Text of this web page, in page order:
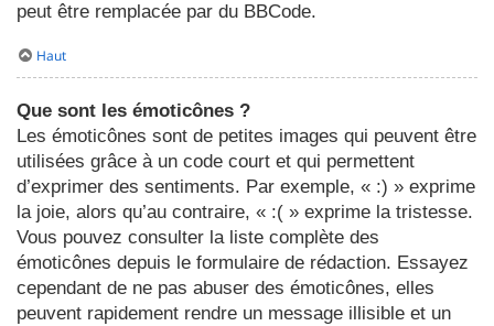
peut être remplacée par du BBCode.
Haut
Que sont les émoticônes ?
Les émoticônes sont de petites images qui peuvent être
utilisées grâce à un code court et qui permettent
d’exprimer des sentiments. Par exemple, « :) » exprime
la joie, alors qu’au contraire, « :( » exprime la tristesse.
Vous pouvez consulter la liste complète des
émoticônes depuis le formulaire de rédaction. Essayez
cependant de ne pas abuser des émoticônes, elles
peuvent rapidement rendre un message illisible et un